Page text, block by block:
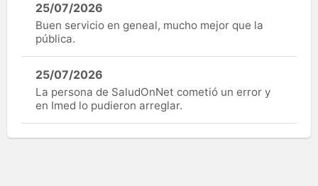
25/07/2026
Buen servicio en geneal, mucho mejor que la
pública.
25/07/2026
La persona de SaludOnNet cometió un error y
en Imed lo pudieron arreglar.